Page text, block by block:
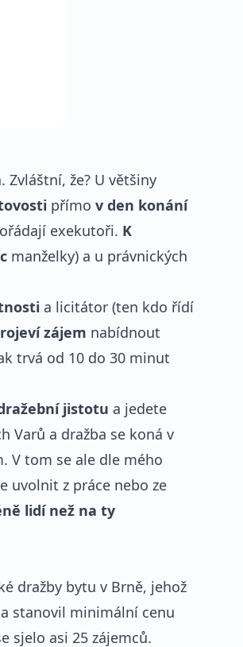
že? U většiny
přímo v den konání
exekutoři. K
manželky) a u právnických
a licitátor (ten kdo řídí
zájem nabídnout
trvá od 10 do 30 minut
jistotu a jedete
Varů a dražba se koná v
V tom se ale dle mého
uvolnit z práce nebo ze
lidí než na ty
dražby bytu v Brně, jehož
stanovil minimální cenu
sjelo asi 25 zájemců.